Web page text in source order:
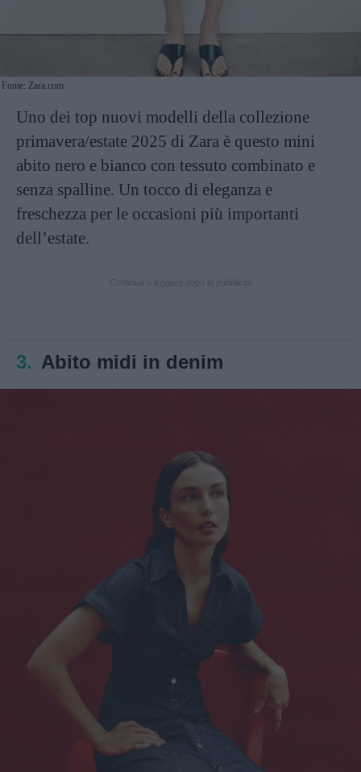
Fonte: Zara.com
Uno dei top nuovi modelli della collezione
primavera/estate 2025 di Zara è questo mini
abito nero e bianco con tessuto combinato e
senza spalline. Un tocco di eleganza e
freschezza per le occasioni più importanti
dell’estate.
3. Abito midi in denim